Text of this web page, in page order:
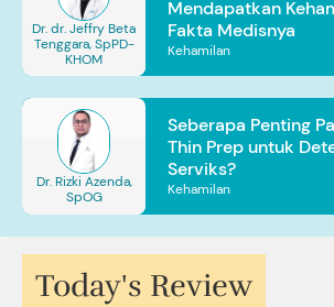
Dr. dr. Jeffry Beta
Tenggara, SpPD-
KHOM
Mendapatkan
Fakta Medisnya
Kehamilan
Dr. Rizki Azenda,
SpOG
Seberapa Penting
Thin Prep untuk
Serviks?
Kehamilan
Today's Review